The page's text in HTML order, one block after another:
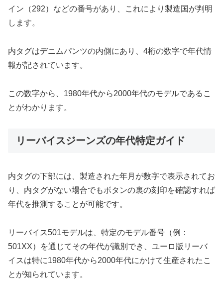
イン（292）などの番号があり、これにより製造国が判明
します。
内タグはデニムパンツの内側にあり、4桁の数字で年代情
報が記されています。
この数字から、1980年代から2000年代のモデルであるこ
とがわかります。
リーバイスジーンズの年代特定ガイド
内タグの下部には、製造された年月が数字で表示されてお
り、内タグがない場合でもボタンの裏の刻印を確認すれば
年代を推測することが可能です。
リーバイス501モデルは、特定のモデル番号（例：
501XX）を通じてその年代が識別でき、ユーロ版リーバ
イスは特に1980年代から2000年代にかけて生産されたこ
とが知られています。